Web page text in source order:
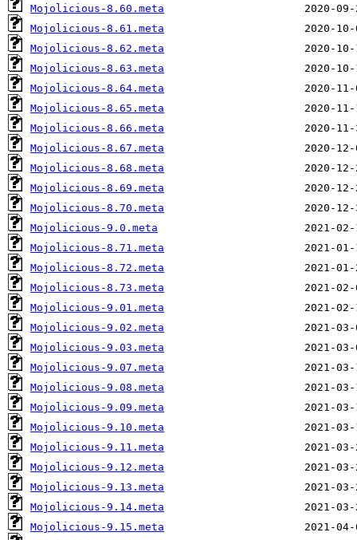
Mojolicious-8.60.meta
Mojolicious-8.61.meta
Mojolicious-8.62.meta
Mojolicious-8.63.meta
Mojolicious-8.64.meta
Mojolicious-8.65.meta
Mojolicious-8.66.meta
Mojolicious-8.67.meta
Mojolicious-8.68.meta
Mojolicious-8.69.meta
Mojolicious-8.70.meta
Mojolicious-9.0.meta
Mojolicious-8.71.meta
Mojolicious-8.72.meta
Mojolicious-8.73.meta
Mojolicious-9.01.meta
Mojolicious-9.02.meta
Mojolicious-9.03.meta
Mojolicious-9.07.meta
Mojolicious-9.08.meta
Mojolicious-9.09.meta
Mojolicious-9.10.meta
Mojolicious-9.11.meta
Mojolicious-9.12.meta
Mojolicious-9.13.meta
Mojolicious-9.14.meta
Mojolicious-9.15.meta